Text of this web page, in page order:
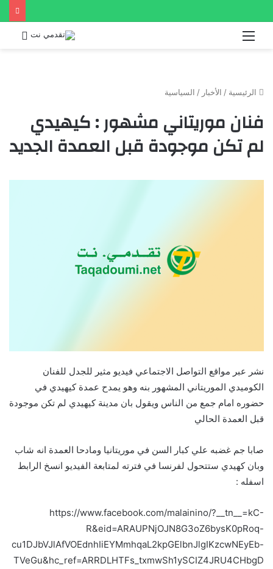
القائمة
الرئيسية / الأخبار / السياسية
فنان موريتاني مشهور : كيهيدي
لم تكن موجودة قبل العمدة الجديد
نشر عبر مواقع التواصل الاجتماعي فيديو مثير للجدل للفنان
الكوميدي الموريتاني المشهور بنه وهو يمدح عمدة كيهيدي في
حضوره امام جمع من الناس ويقول بان مدينة كيهيدي لم تكن موجودة
قبل العمدة الحالي
صابا جم غضبه علي كبار السن في موريتانيا ومادحا العمدة انه شاب
وبان كهيدي ستتحول لفرنسا في فترته لمتابعة الفيديو انسخ الرابط
اسفله :
https://www.facebook.com/malainino/?__tn__=kC-
R&eid=ARAUPNjOJN8G3oZ6bysK0pRoq-
cu1DJbVJlAfVOEdnhIiEYMmhqaL2kpGElbnJlgIKzcwNEyEb-
TVeGu&hc_ref=ARRDLHTFs_txmwSh1ySCIZ4JRU4CHbgD